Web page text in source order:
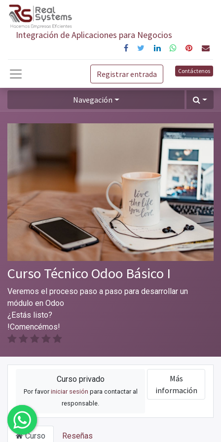
Integración de Aplicaciones para Negocios
Registrar entrada Contáctenos
Navegación
Curso Técnico Odoo Básico I
Veremos el proceso paso a paso para desarrollar un
módulo en Odoo
¿Estás listo?
!Comencémos!
Curso privado
Por favoriniciar sesión para contactar al
responsable.
Más
información
Curso Reseñas